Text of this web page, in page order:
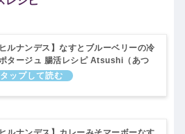
ヒルナンデス】なすとブルーベリーの冷
タージュ 腸活レシピ Atsushi（あつ
さんのナス料理 ｜8月17日